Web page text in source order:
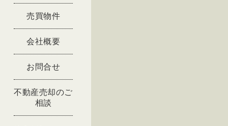
売買物件
会社概要
お問合せ
不動産売却のご
相談